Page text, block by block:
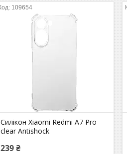
109654
Силікон Xiaomi Redmi A7 Pro
clear Antishock
239 ₴